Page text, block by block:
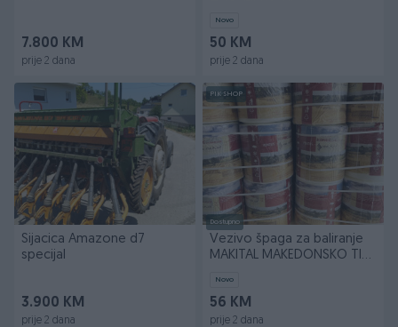
7.800 KM
prije 2 dana
Novo
50 KM
prije 2 dana
Sijacica Amazone d7
specijal
3.900 KM
prije 2 dana
PIK SHOP
Dostupno
Vezivo špaga za baliranje
MAKITAL MAKEDONSKO TIP
Novo
56 KM
prije 2 dana